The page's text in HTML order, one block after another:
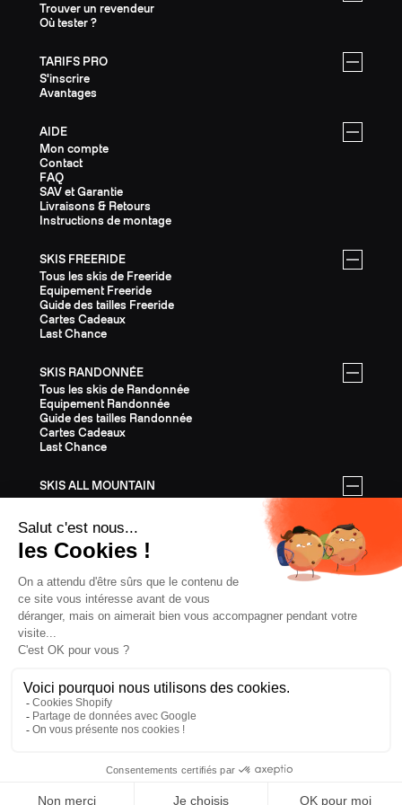
Trouver un revendeur
Où tester ?
TARIFS PRO
S'inscrire
Avantages
AIDE
Mon compte
Contact
FAQ
SAV et Garantie
Livraisons & Retours
Instructions de montage
SKIS FREERIDE
Tous les skis de Freeride
Equipement Freeride
Guide des tailles Freeride
Cartes Cadeaux
Last Chance
SKIS RANDONNÉE
Tous les skis de Randonnée
Equipement Randonnée
Guide des tailles Randonnée
Cartes Cadeaux
Last Chance
SKIS ALL MOUNTAIN
Guide des tailles All Mountain
Cartes Cadeaux
Last Chance
ÉQUIPEMENT
Tout l'Équipement
Casques
Fixations
Bâtons
Couteaux
Textile
Cartes Cadeaux
Last Chance
CONFIDENTIALITÉ CGV MENTIONS LÉGALES
2026 FRANCE, € EUR